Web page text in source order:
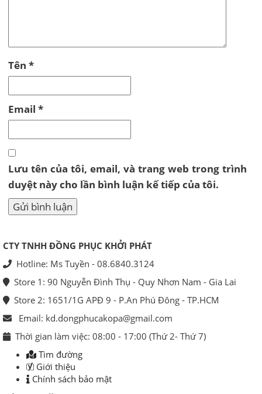
Tên*
Email*
Lưu tên của tôi, email, và trang web trong trình
duyệt này cho lần bình luận kế tiếp của tôi.
CTY TNHH ĐỒNG PHỤC KHỞI PHÁT
Hotline: Ms Tuyền - 08.6840.3124
Store 1: 90 Nguyễn Đình Thụ - Quy Nhơn Nam - Gia Lai
Store 2: 1651/1G APĐ 9 - P.An Phú Đông - TP.HCM
Email: kd.dongphucakopa@gmail.com
Thời gian làm việc: 08:00 - 17:00 (Thứ 2- Thứ 7)
Tìm đường
Giới thiệu
Chính sách bảo mật